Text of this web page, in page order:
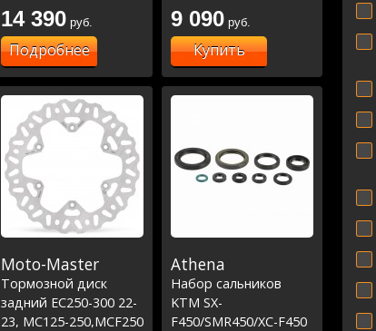
14 390 руб.
Подробнее
9 090 руб.
Купить
Moto-Master
Тормозной диск
задний EC250-300 22-
23, MC125-250,MCF250
Athena
Набор сальников
KTM SX-
F450/SMR450/XC-F450